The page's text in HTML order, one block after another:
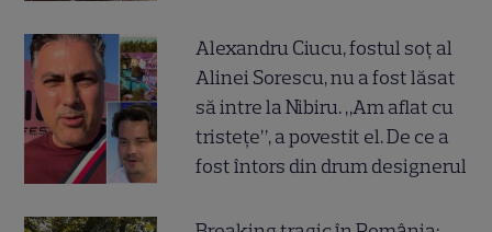
Alexandru Ciucu, fostul soț al
Alinei Sorescu, nu a fost lăsat
să intre la Nibiru. „Am aflat cu
tristețe”, a povestit el. De ce a
fost întors din drum designerul